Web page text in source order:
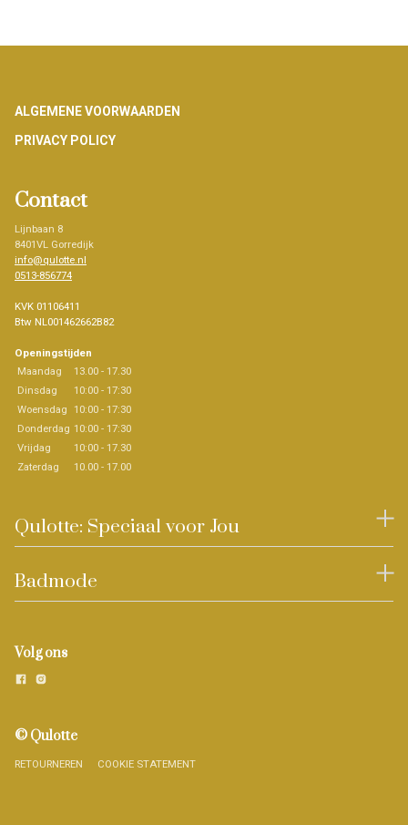
Footer
ALGEMENE VOORWAARDEN
PRIVACY POLICY
Contact
Lijnbaan 8
8401VL Gorredijk
info@qulotte.nl
0513-856774
KVK 01106411
Btw NL001462662B82
Openingstijden
Maandag
13.00 - 17.30
Dinsdag
10:00 - 17:30
Woensdag 10:00 - 17:30
Donderdag 10:00 - 17:30
Vrijdag
10:00 - 17.30
Zaterdag
10.00 - 17.00
Qulotte: Speciaal voor Jou
Badmode
Volg ons
© Qulotte
RETOURNEREN COOKIE STATEMENT